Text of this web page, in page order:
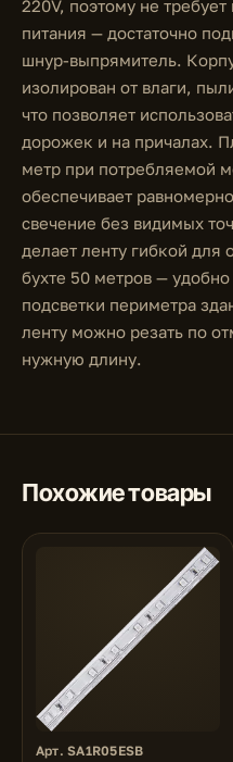
220V, поэтому не
питания — достаточно
шнур-выпрямитель.
изолирован от влаги,
что позволяет
дорожек и на причалах.
метр при потребляемой
обеспечивает
свечение без видимых
делает ленту гибкой для
бухте 50 метров —
подсветки периметра
ленту можно резать по
нужную длину.
Похожие товары
Арт. SA1R05ESB